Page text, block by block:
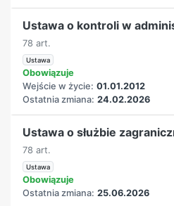
Ustawa o kontroli w
78 art.
Ustawa
Obowiązuje
Wejście w życie: 01.01.2012
Ostatnia zmiana: 24.02.2026
Ustawa o służbie
78 art.
Ustawa
Obowiązuje
Ostatnia zmiana: 25.06.2026